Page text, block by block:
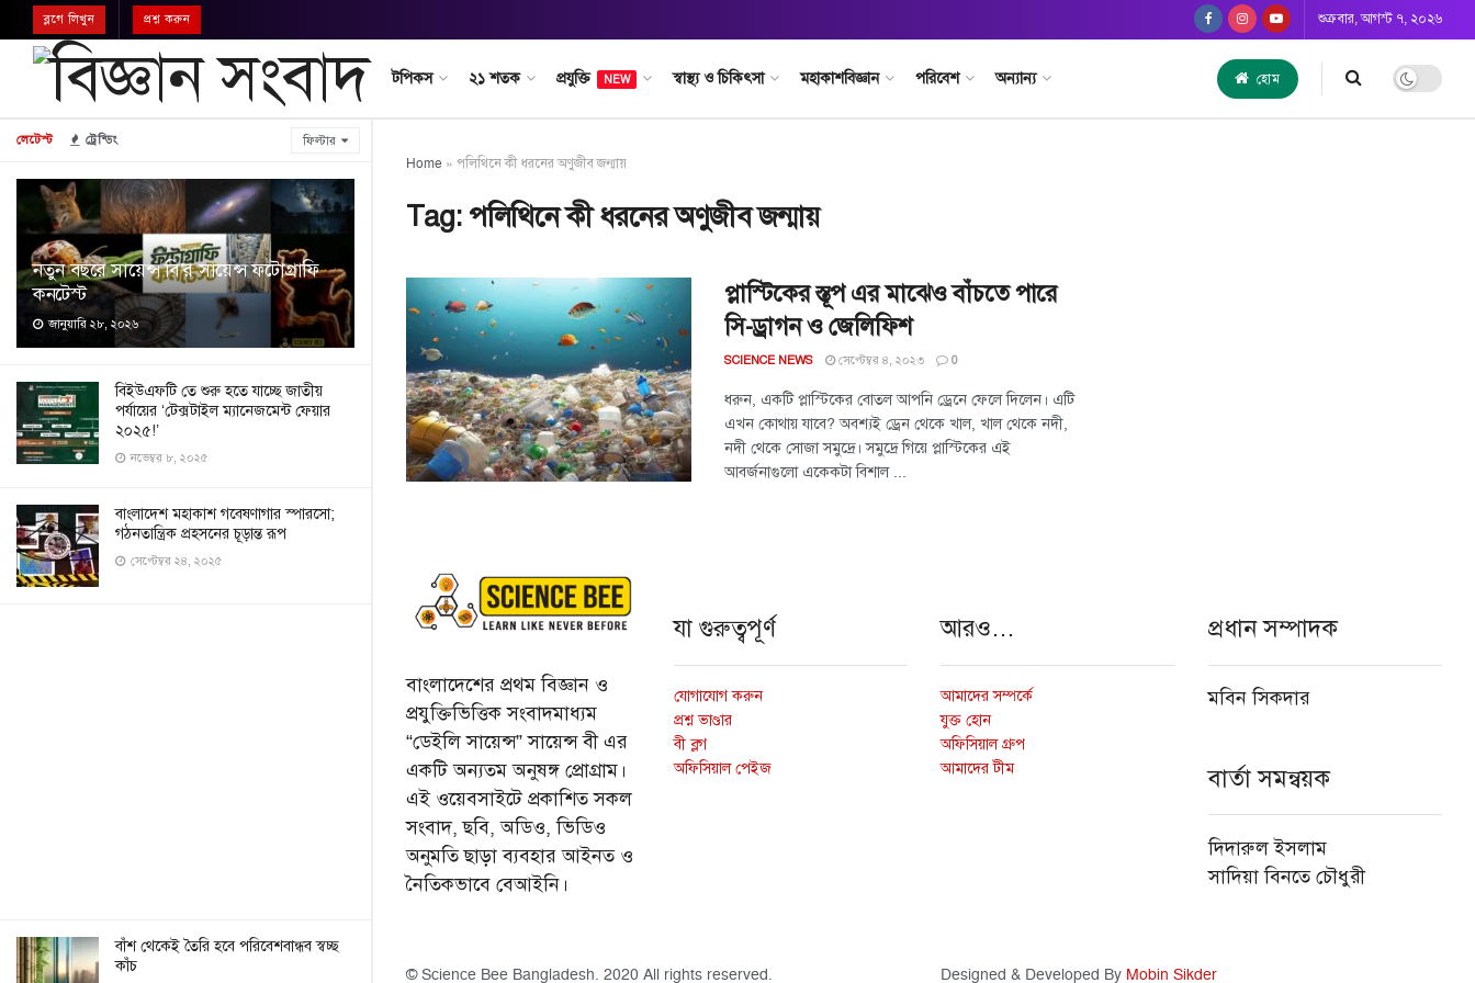
লেটেস্ট ট্রেন্ডিং ফিল্টার
নতুন বছরে সায়েন্স বি’র সায়েন্স ফটোগ্রাফি
কনটেস্ট
জানুয়ারি ২৮, ২০২৬
বিইউএফটি তে শুরু হতে যাচ্ছে জাতীয়
পর্যায়ের ‘টেক্সটাইল ম্যানেজমেন্ট ফেয়ার
২০২৫!’
নভেম্বর ৮, ২০২৫
বাংলাদেশ মহাকাশ গবেষণাগার স্পারসো;
গঠনতান্ত্রিক প্রহসনের চূড়ান্ত রূপ
সেপ্টেম্বর ২৪, ২০২৫
বাঁশ থেকেই তৈরি হবে পরিবেশবান্ধব স্বচ্ছ
কাঁচ
ব্লগে লিখুন প্রশ্ন করুন শুক্রবার, আগস্ট ৭, ২০২৬
টপিকস ২১ শতক প্রযুক্তি NEW স্বাস্থ্য ও চিকিৎসা মহাকাশবিজ্ঞান পরিবেশ অন্যান্য হোম
Home » পলিথিনে কী ধরনের অণুজীব জন্মায়
Tag: পলিথিনে কী ধরনের অণুজীব জন্মায়
প্লাস্টিকের স্তূপ এর মাঝেও বাঁচতে পারে
সি-ড্রাগন ও জেলিফিশ
SCIENCE NEWS সেপ্টেম্বর ৪, ২০২৩ 0
ধরুন, একটি প্লাস্টিকের বোতল আপনি ড্রেনে ফেলে দিলেন। এটি
এখন কোথায় যাবে? অবশ্যই ড্রেন থেকে খাল, খাল থেকে নদী,
নদী থেকে সোজা সমুদ্রে। সমুদ্রে গিয়ে প্লাস্টিকের এই
আবর্জনাগুলো একেকটা বিশাল ...
বাংলাদেশের প্রথম বিজ্ঞান ও
প্রযুক্তিভিত্তিক সংবাদমাধ্যম
“ডেইলি সায়েন্স” সায়েন্স বী এর
একটি অন্যতম অনুষঙ্গ প্রোগ্রাম।
এই ওয়েবসাইটে প্রকাশিত সকল
সংবাদ, ছবি, অডিও, ভিডিও
অনুমতি ছাড়া ব্যবহার আইনত ও
নৈতিকভাবে বেআইনি।
যা গুরুত্বপূর্ণ
যোগাযোগ করুন
প্রশ্ন ভাণ্ডার
বী ব্লগ
অফিসিয়াল পেইজ
আরও…
আমাদের সম্পর্কে
যুক্ত হোন
অফিসিয়াল গ্রুপ
আমাদের টীম
প্রধান সম্পাদক
মবিন সিকদার
বার্তা সমন্বয়ক
দিদারুল ইসলাম
সাদিয়া বিনতে চৌধুরী
© Science Bee Bangladesh. 2020 All rights reserved. Designed & Developed By Mobin Sikder